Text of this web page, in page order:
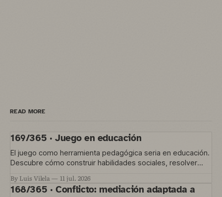
READ MORE
169/365 · Juego en educación
El juego como herramienta pedagógica seria en educación.
Descubre cómo construir habilidades sociales, resolver
By Luis Vilela 11 jul. 2026
168/365 · Conflicto: mediación adaptada a